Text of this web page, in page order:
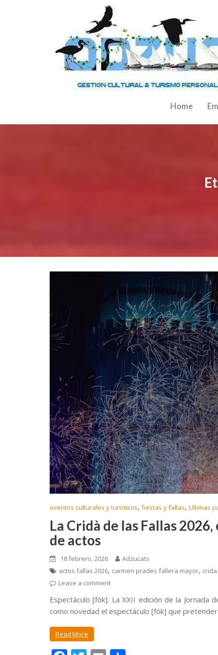
Home
eventos culturales y turisticos, fiestas y fallas, Ultimas
La Cridà de las Fallas
de actos
18 febrero, 2026
Adzucats
actos fallas 2026, carmen prades fallera mayor,
Leave a comment
Espectáculo [fók]. La XXII edición de la
como novedad el espectáculo [fók] que
Read More